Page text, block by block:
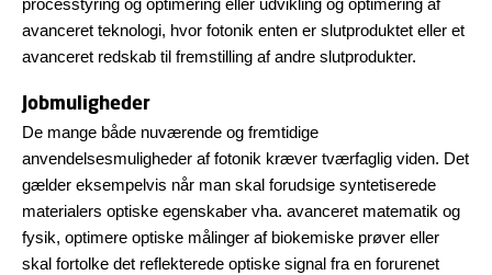
processtyring og optimering eller udvikling og optimering af
avanceret teknologi, hvor fotonik enten er slutproduktet eller et
avanceret redskab til fremstilling af andre slutprodukter.
Jobmuligheder
De mange både nuværende og fremtidige
anvendelsesmuligheder af fotonik kræver tværfaglig viden. Det
gælder eksempelvis når man skal forudsige syntetiserede
materialers optiske egenskaber vha. avanceret matematik og
fysik, optimere optiske målinger af biokemiske prøver eller
skal fortolke det reflekterede optiske signal fra en forurenet